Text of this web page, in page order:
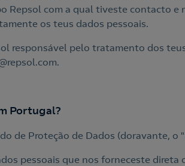
Repsol com a qual tiveste contacto e
os teus dados pessoais.
responsável pelo tratamento dos
Portugal?
de Proteção de Dados (doravante, o
pessoais que nos forneceste direta